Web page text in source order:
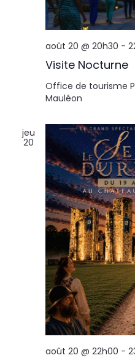
Visite Nocturne
août 20 @ 20h30 -
Office de tourisme
Mauléon
jeu
20
août 20 @ 22h00 -